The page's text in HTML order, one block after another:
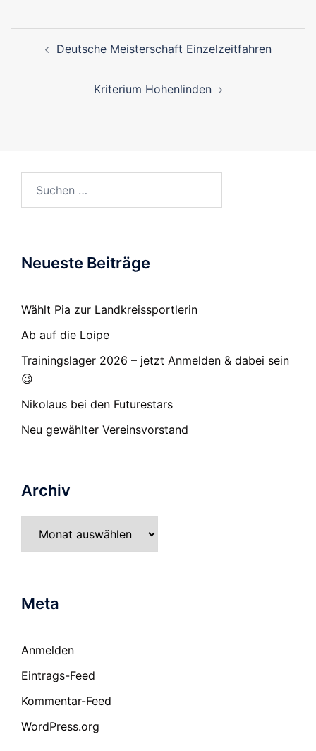
Deutsche Meisterschaft Einzelzeitfahren
Kriterium Hohenlinden
Neueste Beiträge
Wählt Pia zur Landkreissportlerin
Ab auf die Loipe
Trainingslager 2026 – jetzt Anmelden & dabei sein
😉
Nikolaus bei den Futurestars
Neu gewählter Vereinsvorstand
Archiv
Meta
Anmelden
Eintrags-Feed
Kommentar-Feed
WordPress.org